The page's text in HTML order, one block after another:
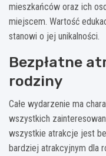
mieszkańców oraz ich
miejscem. Wartość
stanowi o jej unikalności.
Bezpłatne
rodziny
Całe wydarzenie ma
wszystkich
wszystkie atrakcje jest
bardziej atrakcyjnym dla